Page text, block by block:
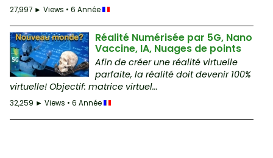
27,997 ► Views • 6 Année
Réalité Numérisée par 5G, Nano
Vaccine, IA, Nuages de points
Afin de créer une réalité virtuelle
parfaite, la réalité doit devenir 100%
virtuelle! Objectif: matrice virtuel...
32,259 ► Views • 6 Année